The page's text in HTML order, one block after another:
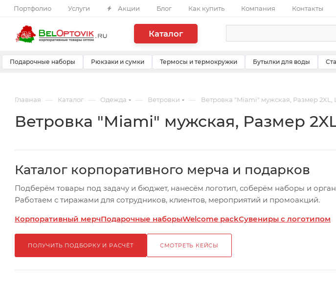
Портфолио Услуги Акции Блог Как купить Компания Контакты
Каталог
Подарочные наборы Рюкзаки и сумки Термосы и термокружки Бутылки для воды
Главная — Каталог — Одежда — Ветровки — Ветровка "Miami" мужская, Размер
Ветровка "Miami" мужская, Размер
Каталог корпоративного мерча и подарков
Подберём товары под задачу и бюджет, нанесём логотип, соберём наборы и
Работаем с тиражами для сотрудников, клиентов, мероприятий и промоакций.
Корпоративный мерчПодарочные наборыWelcome packСувениры с логотипом
ПОЛУЧИТЬ ПОДБОРКУ И РАСЧЁТ СМОТРЕТЬ КЕЙСЫ